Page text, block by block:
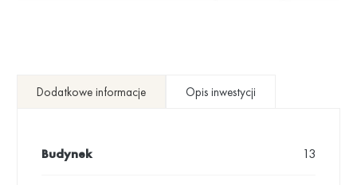
Dodatkowe informacje Opis inwestycji
Budynek 13